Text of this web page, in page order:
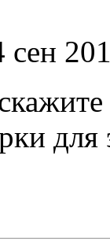
сен